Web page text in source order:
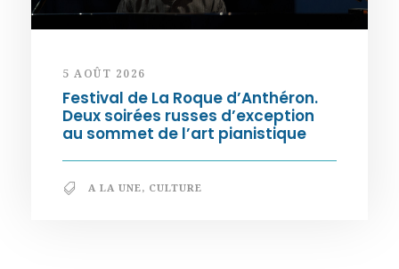
5 AOÛT 2026
Festival de La Roque d’Anthéron.
Deux soirées russes d’exception
au sommet de l’art pianistique
A LA UNE, CULTURE